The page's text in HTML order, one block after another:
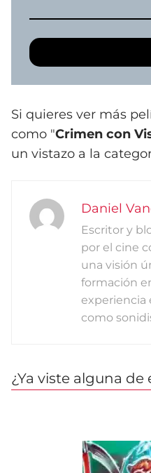
Si quieres ver más
como "Crimen con
un vistazo a la
Daniel
Escritor y
por el cine
una visión
formación
experiencia
como
¿Ya viste alguna de